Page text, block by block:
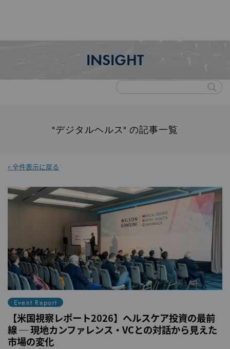
INSIGHT
"デジタルヘルス" の記事一覧
« 全件表示に戻る
Event Report
【米国視察レポート2026】ヘルスケア投資の最前
線 ─ 現地カンファレンス・VCとの対話から見えた
市場の変化